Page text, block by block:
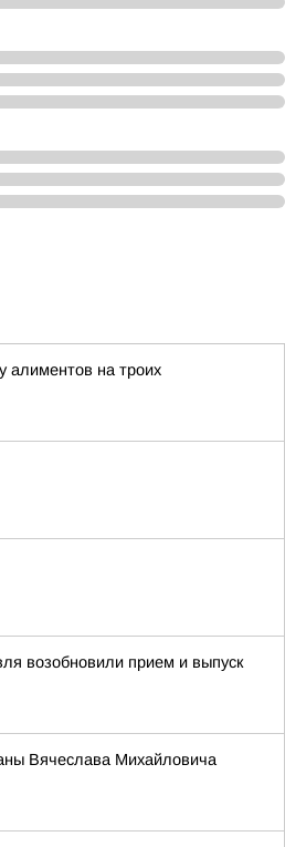
алиментов на троих
возобновили прием и выпуск
Вячеслава Михайловича